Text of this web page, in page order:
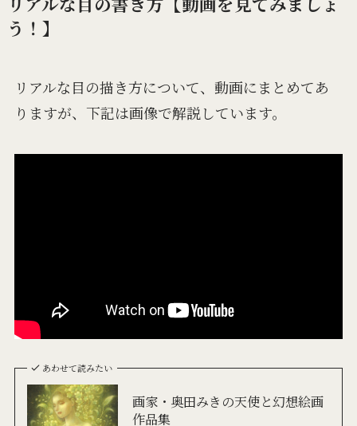
う！】
リアルな目の描き方について、動画にまとめてあ
りますが、下記は画像で解説しています。
あわせて読みたい
画家・奥田みきの天使と幻想絵画
作品集